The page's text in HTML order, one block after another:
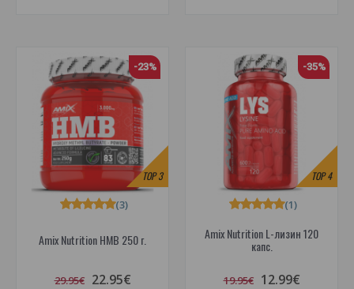
TOP3
-23%
Amix Nutrition HMB 250 г.
(3)
29.95€ 22.95€
TOP4
-35%
Amix Nutrition L-лизин 120
капс.
(1)
19.95€ 12.99€